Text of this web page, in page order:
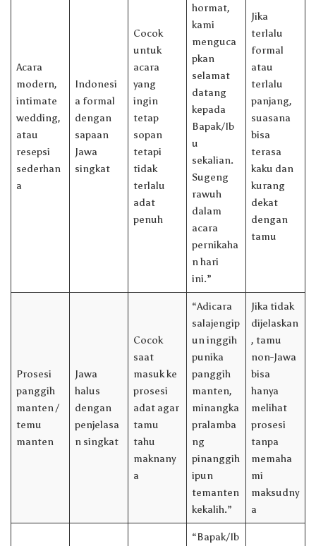
Acara
modern,
intimate
wedding,
atau
resepsi
sederhan
a
Indonesi
a formal
dengan
sapaan
Jawa
singkat
Cocok
untuk
acara
yang
ingin
tetap
sopan
tetapi
tidak
terlalu
adat
penuh
hormat,
kami
menguca
pkan
selamat
datang
kepada
Bapak/Ib
u
sekalian.
Sugeng
rawuh
dalam
acara
pernikaha
n hari
ini.”
Jika
terlalu
formal
atau
terlalu
panjang,
suasana
bisa
terasa
kaku dan
kurang
dekat
dengan
tamu
Prosesi
panggih
manten /
temu
manten
Jawa
halus
dengan
penjelasa
n singkat
Cocok
saat
masuk ke
prosesi
adat agar
tamu
tahu
maknany
a
“Adicara
salajengip
un inggih
punika
panggih
manten,
minangka
pralamba
ng
pinanggih
ipun
temanten
kekalih.”
Jika tidak
dijelaskan
, tamu
non-Jawa
bisa
hanya
melihat
prosesi
tanpa
memaha
mi
maksudny
a
“Bapak/Ib